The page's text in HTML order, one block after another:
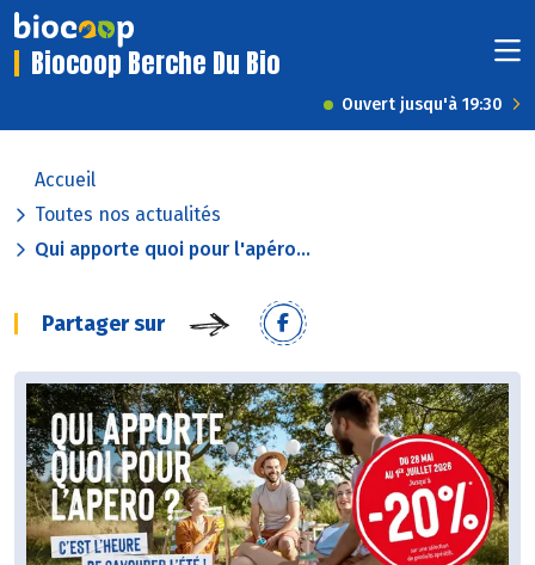
Biocoop Berche Du Bio
Ouvert jusqu'à 19:30
Accueil
Toutes nos actualités
Qui apporte quoi pour l'apéro...
Partager sur